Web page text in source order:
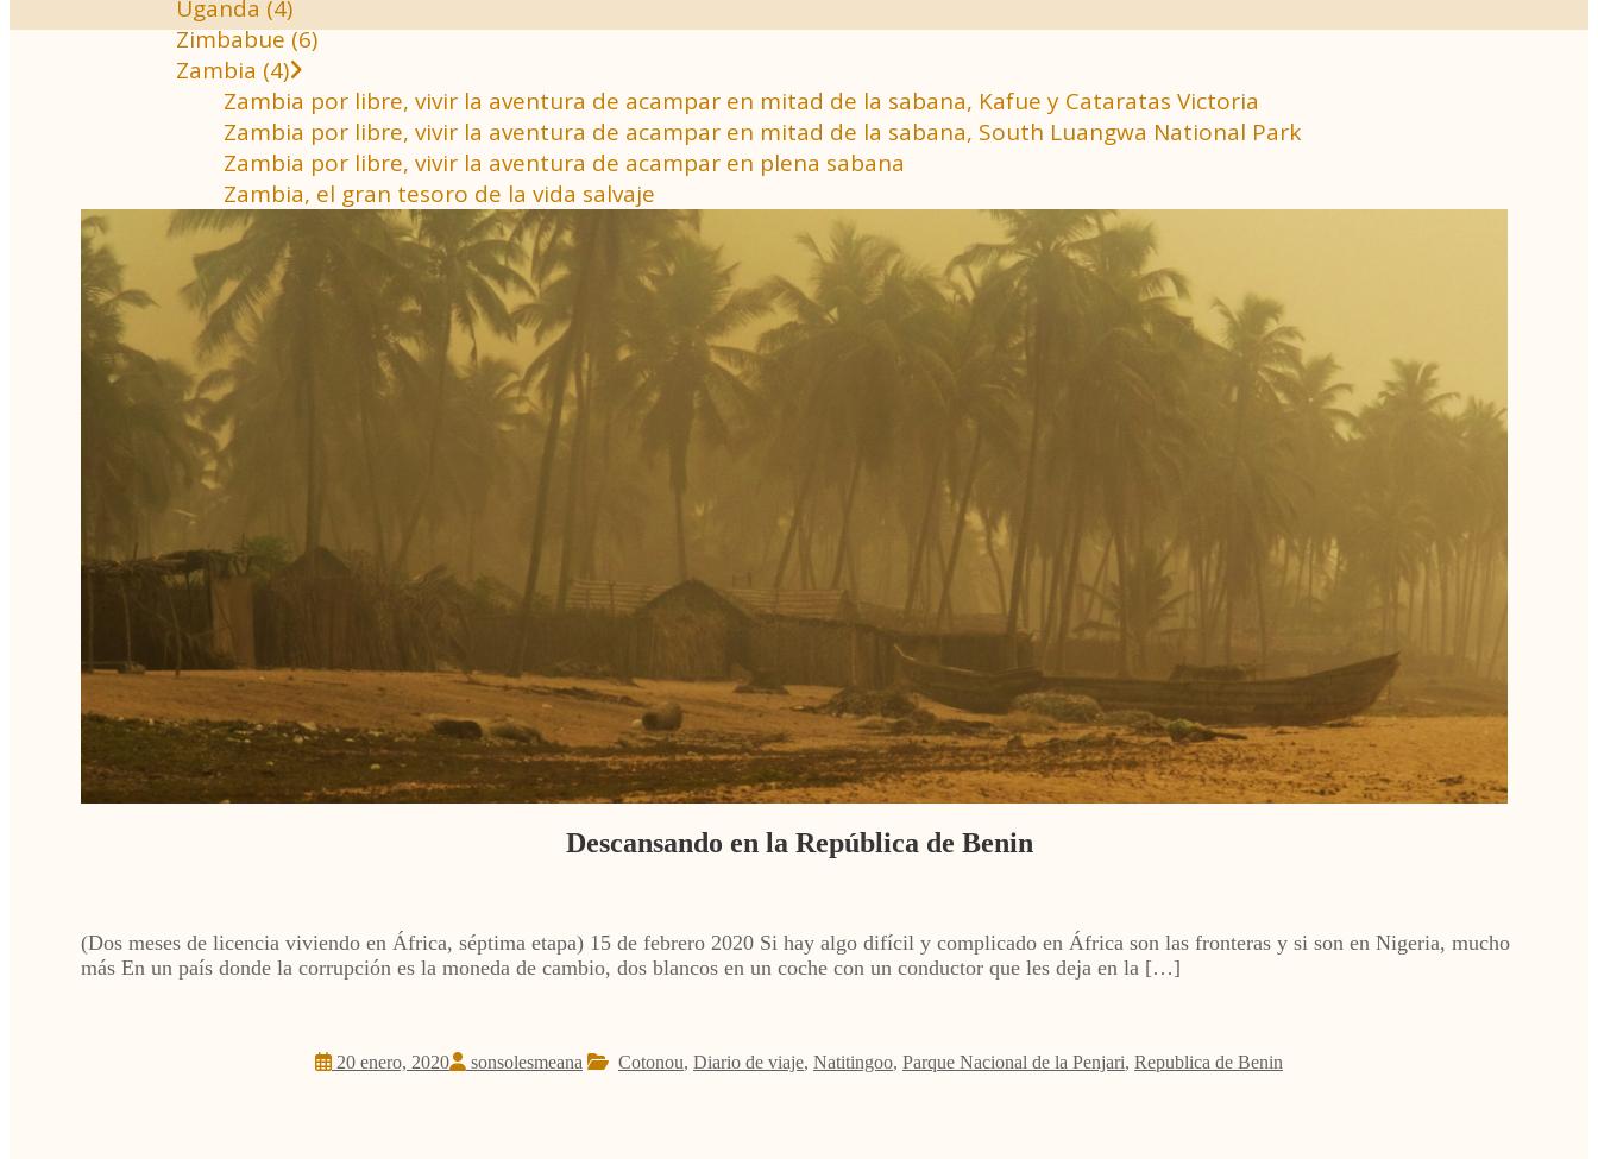
Uganda (4)
Zimbabue (6)
Zambia (4)
Zambia por libre, vivir la aventura de acampar en mitad de la sabana, Kafue y Cataratas Victoria
Zambia por libre, vivir la aventura de acampar en mitad de la sabana, South Luangwa National Park
Zambia por libre, vivir la aventura de acampar en plena sabana
Zambia, el gran tesoro de la vida salvaje
Descansando en la República de Benin
(Dos meses de licencia viviendo en África, séptima etapa) 15 de febrero 2020 Si hay algo difícil y complicado en África son las fronteras y si son en Nigeria, mucho
más En un país donde la corrupción es la moneda de cambio, dos blancos en un coche con un conductor que les deja en la […]
20 enero, 2020 sonsolesmeana Cotonou, Diario de viaje, Natitingoo, Parque Nacional de la Penjari, Republica de Benin